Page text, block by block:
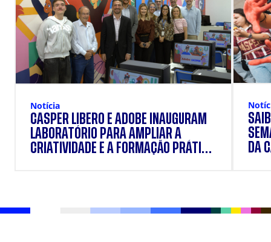
Notícia
CÁSPER LÍBERO E ADOBE INAUGURAM
LABORATÓRIO PARA AMPLIAR A
CRIATIVIDADE E A FORMAÇÃO PRÁTICA
DA